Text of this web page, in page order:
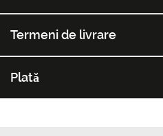
Termeni de livrare
Plată